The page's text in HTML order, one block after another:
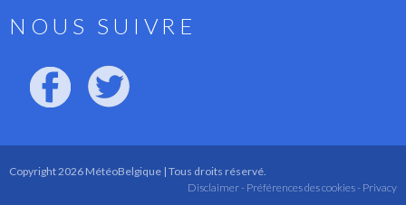
NOUS SUIVRE
Copyright 2026 MétéoBelgique | Tous droits réservé.
Privacy
Préférences des cookies -
Disclaimer -